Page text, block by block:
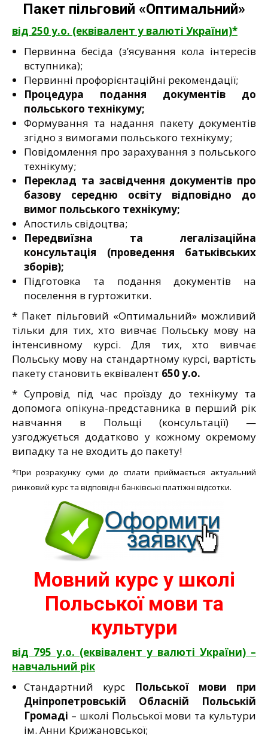
Пакет пільговий «Оптимальний»
від 250 у.о. (еквівалент у валюті України)*
Первинна бесіда (з’ясування кола інтересів
вступника);
Первинні профорієнтаційні рекомендації;
Процедура подання документів до
польського технікуму;
Формування та надання пакету документів
згідно з вимогами польського технікуму;
Повідомлення про зарахування з польського
технікуму;
Переклад та засвідчення документів про
базову середню освіту відповідно до
вимог польського технікуму;
Апостиль свідоцтва;
Передвиїзна та легалізаційна
консультація (проведення батьківських
зборів);
Підготовка та подання документів на
поселення в гуртожитки.
* Пакет пільговий «Оптимальний» можливий
тільки для тих, хто вивчає Польську мову на
інтенсивному курсі. Для тих, хто вивчає
Польську мову на стандартному курсі, вартість
пакету становить еквівалент 650 у.о.
* Супровід під час проїзду до технікуму та
допомога опікуна-представника в перший рік
навчання в Польщі (консультації) —
узгоджується додатково у кожному окремому
випадку та не входить до пакету!
*При розрахунку суми до сплати приймається актуальний
ринковий курс та відповідні банківські платіжні відсотки.
Мовний курс у школі
Польської мови та
культури
від 795 у.о. (еквівалент у валюті України) –
навчальний рік
Стандартний курс Польської мови при
Дніпропетровській Обласній Польській
Громаді – школі Польської мови та культури
ім. Анни Крижановської;